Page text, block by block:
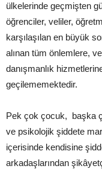
ülkelerinde geçmişten
öğrenciler, veliler,
karşılaşılan en büyük
alınan tüm önlemlere,
danışmanlık
geçilememektedir.
Pek çok çocuk, başka
ve psikolojik şiddete
içerisinde kendisine
arkadaşlarından